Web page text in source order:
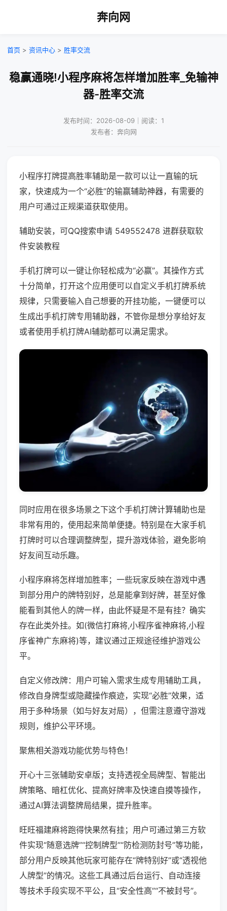
奔向网
首页 > 资讯中心 > 胜率交流
稳赢通晓!小程序麻将怎样增加胜率_免输神
器-胜率交流
发布时间：2026-08-09｜阅读：1
发布者：奔向网
小程序打牌提高胜率辅助是一款可以让一直输的玩
家，快速成为一个“必胜”的输赢辅助神器，有需要的
用户可通过正规渠道获取使用。
辅助安装，可QQ搜索申请 549552478 进群获取软
件安装教程
手机打牌可以一键让你轻松成为“必赢”。其操作方式
十分简单，打开这个应用便可以自定义手机打牌系统
规律，只需要输入自己想要的开挂功能，一键便可以
生成出手机打牌专用辅助器，不管你是想分享给好友
或者使用手机打牌AI辅助都可以满足需求。
同时应用在很多场景之下这个手机打牌计算辅助也是
非常有用的，使用起来简单便捷。特别是在大家手机
打牌时可以合理调整牌型，提升游戏体验，避免影响
好友间互动乐趣。
小程序麻将怎样增加胜率；一些玩家反映在游戏中遇
到部分用户的牌特别好，总是能拿到好牌，甚至好像
能看到其他人的牌一样，由此怀疑是不是有挂？确实
存在此类外挂。如(微信打麻将,小程序雀神麻将,小程
序雀神广东麻将)等，建议通过正规途径维护游戏公
平。
自定义修改牌：用户可输入需求生成专用辅助工具，
修改自身牌型或隐藏操作痕迹，实现“必胜”效果，适
用于多种场景（如与好友对局），但需注意遵守游戏
规则，维护公平环境。
聚焦相关游戏功能优势与特色！
开心十三张辅助安卓版；支持透视全局牌型、智能出
牌策略、暗杠优化、提高好牌率及快速自摸等操作，
通过AI算法调整牌局结果，提升胜率。
旺旺福建麻将跑得快果然有挂；用户可通过第三方软
件实现“随意选牌”“控制牌型”“防检测防封号”等功能，
部分用户反映其他玩家可能存在“牌特别好”或“透视他
人牌型”的情况。这些工具通过后台运行、自动连接
等技术手段实现不平公，且“安全性高”“不被封号”。